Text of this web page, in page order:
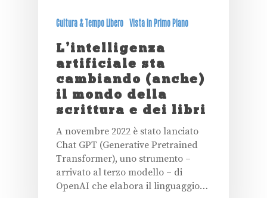
Cultura & Tempo Libero Vista in Primo Piano
L’intelligenza
artificiale sta
cambiando (anche)
il mondo della
scrittura e dei libri
A novembre 2022 è stato lanciato
Chat GPT (Generative Pretrained
Transformer), uno strumento –
arrivato al terzo modello – di
OpenAI che elabora il linguaggio…